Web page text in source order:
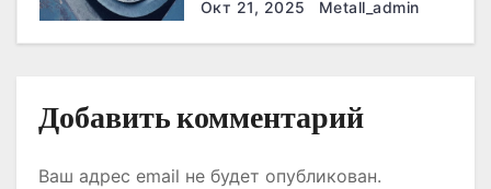
м
Окт 21, 2025 Metall_admin
Добавить комментарий
Ваш адрес email не будет опубликован.